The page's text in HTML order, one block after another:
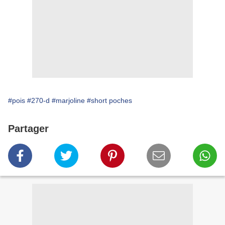
#pois #270-d #marjoline #short poches
Partager